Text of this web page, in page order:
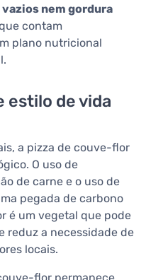
nem gordura
contam
plano nutricional
estilo de vida
a pizza de couve-flor
O uso de
de carne e o uso de
pegada de carbono
é um vegetal que pode
reduz a necessidade de
locais.